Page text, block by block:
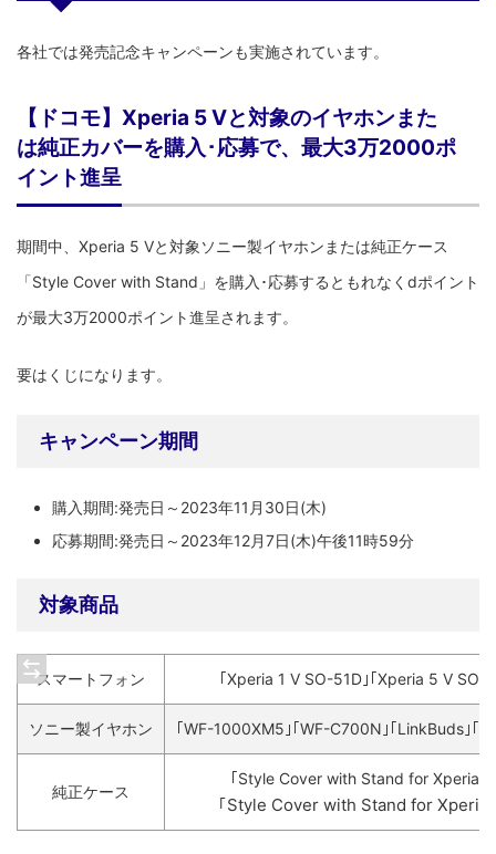
各社では発売記念キャンペーンも実施されています。
【ドコモ】Xperia 5 Vと対象のイヤホンまた
は純正カバーを購入･応募で、最大3万2000ポ
イント進呈
期間中、Xperia 5 Vと対象ソニー製イヤホンまたは純正ケース
「Style Cover with Stand」を購入･応募するともれなくdポイント
が最大3万2000ポイント進呈されます。
要はくじになります。
キャンペーン期間
購入期間:発売日～2023年11月30日(木)
応募期間:発売日～2023年12月7日(木)午後11時59分
対象商品
スマートフォン ｢Xperia 1 V SO-51D｣｢Xperia 5 Ⅴ SO-
ソニー製イヤホン ｢WF-1000XM5｣｢WF-C700N｣｢LinkBuds｣｢
純正ケース
｢Style Cover with Stand for Xperia 1
｢Style Cover with Stand for Xperia